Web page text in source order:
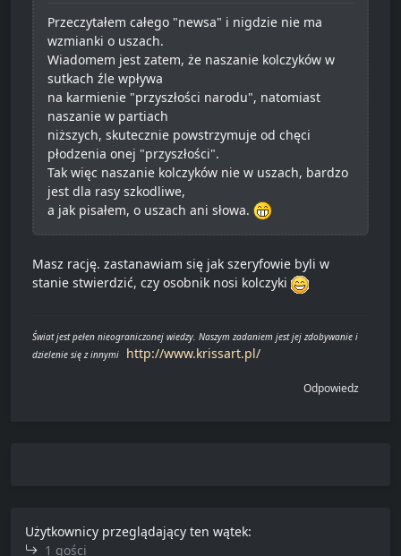
Przeczytałem całego "newsa" i nigdzie nie ma
wzmianki o uszach.
Wiadomem jest zatem, że naszanie kolczyków w
sutkach źle wpływa
na karmienie "przyszłości narodu", natomiast
naszanie w partiach
niższych, skutecznie powstrzymuje od chęci
płodzenia onej "przyszłości".
Tak więc naszanie kolczyków nie w uszach, bardzo
jest dla rasy szkodliwe,
a jak pisałem, o uszach ani słowa.
Masz rację. zastanawiam się jak szeryfowie byli w
stanie stwierdzić, czy osobnik nosi kolczyki
Świat jest pełen nieograniczonej wiedzy. Naszym zadaniem jest jej zdobywanie i
dzielenie się z innymi
http://www.krissart.pl/
Odpowiedz
Użytkownicy przeglądający ten wątek:
1 gości